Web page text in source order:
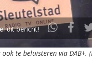
dit bericht!
te beluisteren via DAB+.